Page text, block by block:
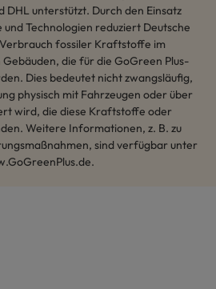
DHL unterstützt. Durch den Einsatz
Technologien reduziert Deutsche
fossiler Kraftstoffe im
die für die GoGreen Plus-
Dies bedeutet nicht zwangsläufig,
physisch mit Fahrzeugen oder über
wird, die diese Kraftstoffe oder
Weitere Informationen, z. B. zu
sind verfügbar unter